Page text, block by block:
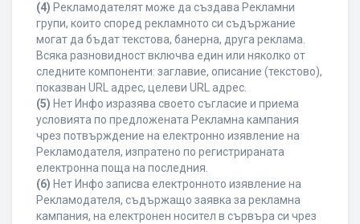
(4) Рекламодателят може да създава Рекламни
групи, които според рекламното си съдържание
могат да бъдат текстова, банерна, друга реклама.
Всяка разновидност включва един или няколко от
следните компоненти: заглавие, описание (текстово),
показван URL адрес, целеви URL адрес.
(5) Нет Инфо изразява своето съгласие и приема
условията по предложената Рекламна кампания
чрез потвърждение на електронно изявление на
Рекламодателя, изпратено по регистрираната
електронна поща на последния.
(6) Нет Инфо записва електронното изявление на
Рекламодателя, съдържащо заявка за рекламна
кампания, на електронен носител в сървъра си чрез